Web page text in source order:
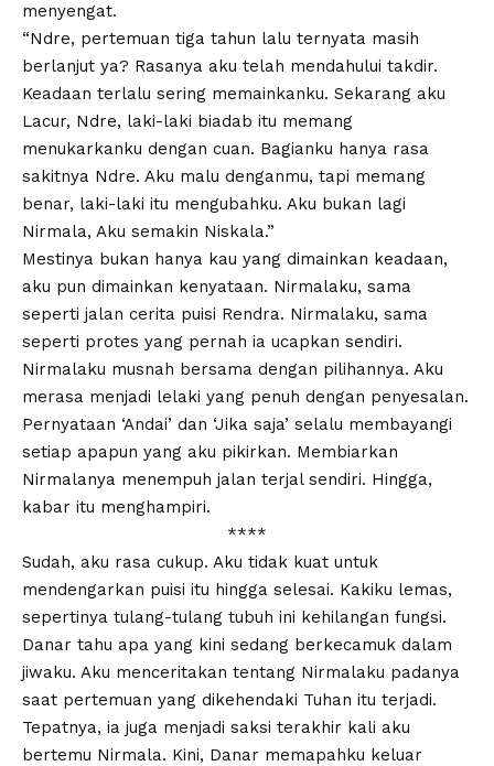
menyengat.
“Ndre, pertemuan tiga tahun lalu ternyata masih
berlanjut ya? Rasanya aku telah mendahului takdir.
Keadaan terlalu sering memainkanku. Sekarang aku
Lacur, Ndre, laki-laki biadab itu memang
menukarkanku dengan cuan. Bagianku hanya rasa
sakitnya Ndre. Aku malu denganmu, tapi memang
benar, laki-laki itu mengubahku. Aku bukan lagi
Nirmala, Aku semakin Niskala.”
Mestinya bukan hanya kau yang dimainkan keadaan,
aku pun dimainkan kenyataan. Nirmalaku, sama
seperti jalan cerita puisi Rendra. Nirmalaku, sama
seperti protes yang pernah ia ucapkan sendiri.
Nirmalaku musnah bersama dengan pilihannya. Aku
merasa menjadi lelaki yang penuh dengan penyesalan.
Pernyataan ‘Andai’ dan ‘Jika saja’ selalu membayangi
setiap apapun yang aku pikirkan. Membiarkan
Nirmalanya menempuh jalan terjal sendiri. Hingga,
kabar itu menghampiri.
****
Sudah, aku rasa cukup. Aku tidak kuat untuk
mendengarkan puisi itu hingga selesai. Kakiku lemas,
sepertinya tulang-tulang tubuh ini kehilangan fungsi.
Danar tahu apa yang kini sedang berkecamuk dalam
jiwaku. Aku menceritakan tentang Nirmalaku padanya
saat pertemuan yang dikehendaki Tuhan itu terjadi.
Tepatnya, ia juga menjadi saksi terakhir kali aku
bertemu Nirmala. Kini, Danar memapahku keluar